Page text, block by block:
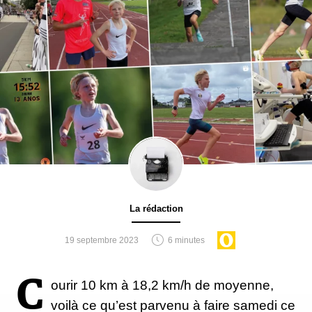
clé ? La régularité. Tout comme les premières
semaines de course à pied après une période d'arrêt
sont un peu douloureuses, il va vous falloir
quelques semaines pour vous adapter au
renforcement musculaire. Lorsque vous débutez en
la matière, envisagez une semaine d'arrêt de la
course à pied et veillez à vous accorder un temps de
récupération supplémentaire pour laisser votre corps
intégrer les nouvelles charges que vous ajoutez à
Il s'agit également de réussir à faire une place au
temps - juste avant une séance d'entraînement
La rédaction
19 septembre 2023 6 minutes
C ourir 10 km à 18,2 km/h de moyenne,
voilà ce qu’est parvenu à faire samedi ce